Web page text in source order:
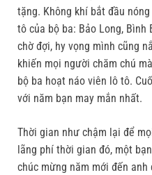
tặng. Không khí bắt đầu
tô của bộ ba: Bảo Long, Bình
chờ đợi, hy vọng mình cũng
khiến mọi người chăm chú
bộ ba hoạt náo viên lô tô.
với năm bạn may mắn nhất.
Thời gian như chậm lại để
lãng phí thời gian đó, một
chúc mừng năm mới đến